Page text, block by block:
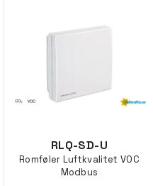
RLQ-SD-U
Romføler Luftkvalitet VOC
Modbus